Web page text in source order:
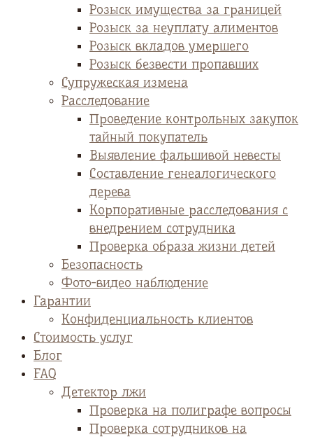
Розыск имущества за границей
Розыск за неуплату алиментов
Розыск вкладов умершего
Розыск безвести пропавших
Супружеская измена
Расследование
Проведение контрольных закупок
тайный покупатель
Выявление фальшивой невесты
Cоставление генеалогического
дерева
Корпоративные расследования с
внедрением сотрудника
Проверка образа жизни детей
Безопасность
Фото-видео наблюдение
Гарантии
Конфиденциальность клиентов
Стоимость услуг
Блог
FAQ
Детектор лжи
Проверка на полиграфе вопросы
Проверка сотрудников на